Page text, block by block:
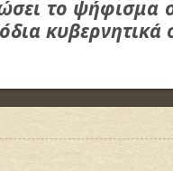
το ψήφισμα
κυβερνητικά